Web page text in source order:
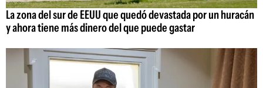
La zona del sur de EEUU que quedó devastada por un huracán
y ahora tiene más dinero del que puede gastar